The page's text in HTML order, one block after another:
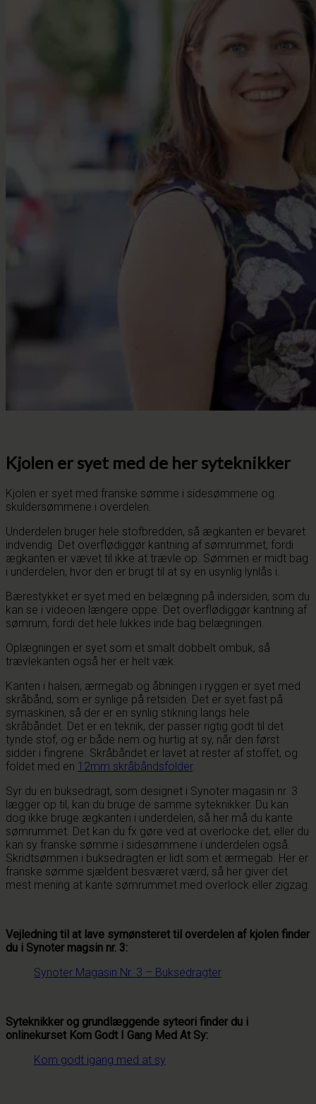
Kjolen er syet med de her syteknikker
Kjolen er syet med franske sømme i sidesømmene og
skuldersømmene i overdelen.
Underdelen bruger hele stofbredden, så ægkanten er bevaret
indvendig. Det overflødiggør kantning af sømrummet, fordi
ægkanten er vævet til ikke at trævle op. Sømmen er midt bag
i underdelen, hvor den er brugt til at sy en usynlig lynlås i.
Bærestykket er syet med en belægning på indersiden, som du
kan se i videoen længere oppe. Det overflødiggør kantning af
sømrum, fordi det hele lukkes inde bag belægningen.
Oplægningen er syet som et smalt dobbelt ombuk, så
trævlekanten også her er helt væk.
Kanten i halsen, ærmegab og åbningen i ryggen er syet med
skråbånd, som er synlige på retsiden. Det er syet fast på
symaskinen, så der er en synlig stikning langs hele
skråbåndet. Det er en teknik, der passer rigtig godt til det
tynde stof, og er både nem og hurtig at sy, når den først
sidder i fingrene. Skråbåndet er lavet at rester af stoffet, og
foldet med en 12mm skråbåndsfolder.
Syr du en buksedragt, som designet i Synoter magasin nr. 3
lægger op til, kan du bruge de samme syteknikker. Du kan
dog ikke bruge ægkanten i underdelen, så her må du kante
sømrummet. Det kan du fx gøre ved at overlocke det, eller du
kan sy franske sømme i sidesømmene i underdelen også.
Skridtsømmen i buksedragten er lidt som et ærmegab. Her er
franske sømme sjældent besværet værd, så her giver det
mest mening at kante sømrummet med overlock eller zigzag.
Vejledning til at lave symønsteret til overdelen af kjolen finder
du i Synoter magsin nr. 3:
Synoter Magasin Nr. 3 – Buksedragter
Syteknikker og grundlæggende syteori finder du i
onlinekurset Kom Godt I Gang Med At Sy:
Kom godt igang med at sy